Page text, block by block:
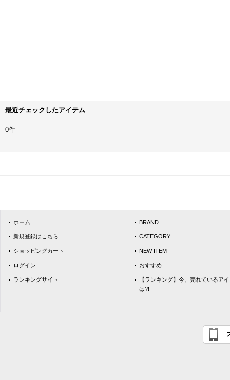
最近チェックしたアイテム
0件
ホーム
新規登録はこちら
ショッピングカート
ログイン
ランキングサイト
BRAND
CATEGORY
NEW ITEM
おすすめ
【ランキング】今、売れているア
は?!